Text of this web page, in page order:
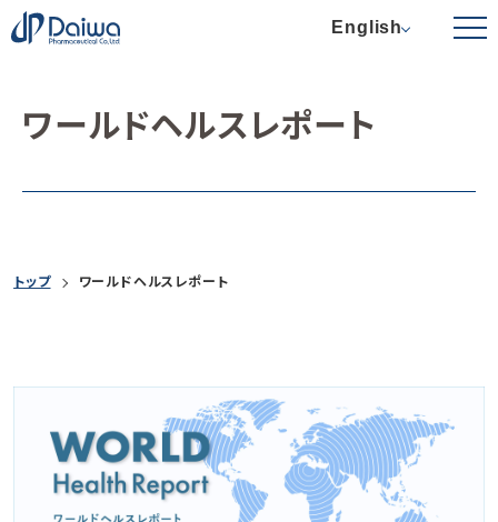
English
ワールドヘルスレポート
トップ ワールドヘルスレポート